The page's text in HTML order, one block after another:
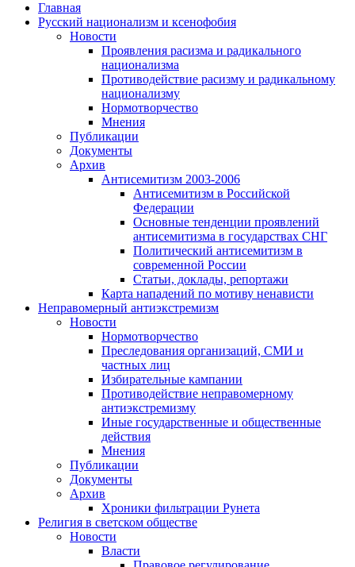
Главная
Русский национализм и ксенофобия
Новости
Проявления расизма и радикального
национализма
Противодействие расизму и радикальному
национализму
Нормотворчество
Мнения
Публикации
Документы
Архив
Антисемитизм 2003-2006
Антисемитизм в Российской
Федерации
Основные тенденции проявлений
антисемитизма в государствах СНГ
Политический антисемитизм в
современной России
Статьи, доклады, репортажи
Карта нападений по мотиву ненависти
Неправомерный антиэкстремизм
Новости
Нормотворчество
Преследования организаций, СМИ и
частных лиц
Избирательные кампании
Противодействие неправомерному
антиэкстремизму
Иные государственные и общественные
действия
Мнения
Публикации
Документы
Архив
Хроники фильтрации Рунета
Религия в светском обществе
Новости
Власти